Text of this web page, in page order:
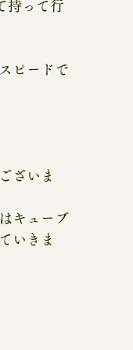
持って行
ピードで
ざいま
キューブ
いきま